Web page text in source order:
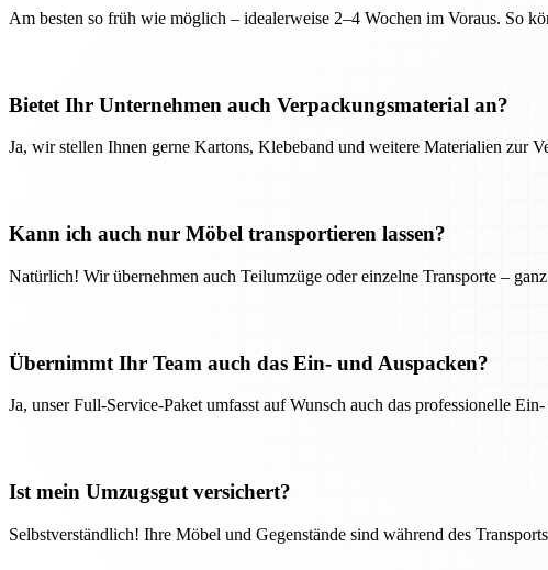
Am besten so früh wie möglich – idealerweise 2–4 Wochen im Voraus. So
Bietet Ihr Unternehmen auch Verpackungsmaterial an?
Ja, wir stellen Ihnen gerne Kartons, Klebeband und weitere Materialien zur
Kann ich auch nur Möbel transportieren lassen?
Natürlich! Wir übernehmen auch Teilumzüge oder einzelne Transporte –
Übernimmt Ihr Team auch das Ein- und Auspacken?
Ja, unser Full-Service-Paket umfasst auf Wunsch auch das professionelle
Ist mein Umzugsgut versichert?
Selbstverständlich! Ihre Möbel und Gegenstände sind während des